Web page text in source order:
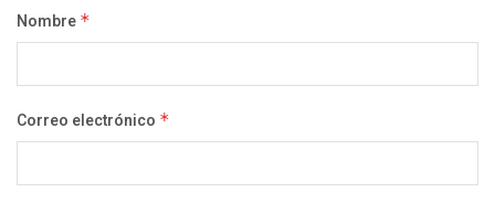
Nombre *
Correo electrónico *